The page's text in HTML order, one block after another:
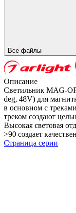
Все файлы
Описание
Светильник MAG-
deg, 48V) для
в основном с
треком создают
Высокая световая
>90 создает
Страница серии